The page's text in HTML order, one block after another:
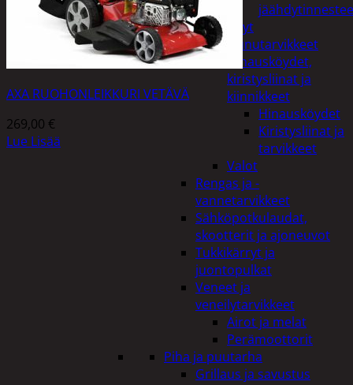
Öljyt
Perävaunutarvikkeet
Hinausköydet,
kiristysliinat ja
kiinnikkeet
Hinausköydet
Kiristysliinat ja
tarvikkeet
Valot
Rengas ja -
vannetarvikkeet
Sähköpotkulaudat,
skootterit ja ajoneuvot
Tukkikärryt ja
juontopulkat
Veneet ja
veneilytarvikkeet
Airot ja melat
Perämoottorit
Piha ja puutarha
Grillaus ja savustus
AXA RUOHONLEIKKURI VETÄVÄ
269,00 €
Lue Lisää